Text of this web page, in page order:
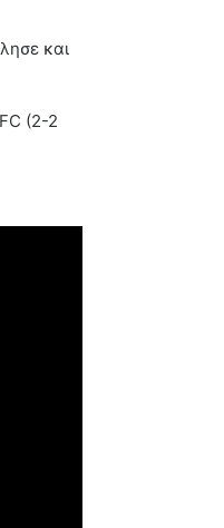
και
(2-2